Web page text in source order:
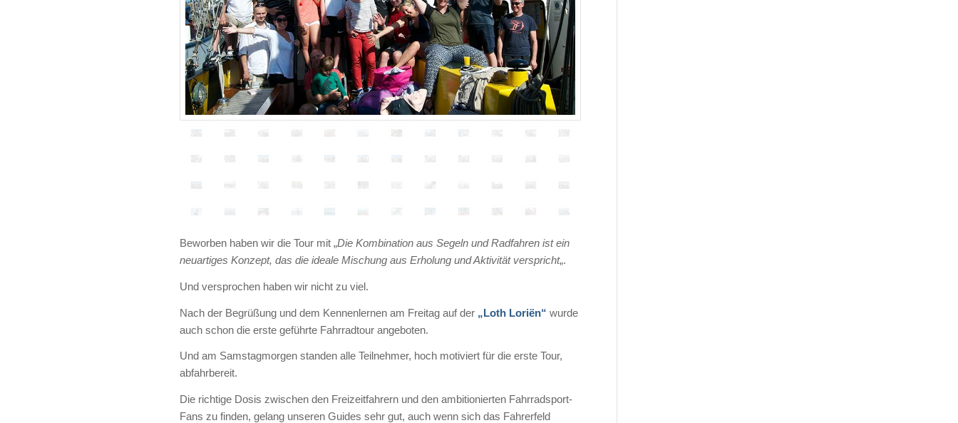
Beworben haben wir die Tour mit „Die Kombination aus Segeln und Radfahren ist ein
neuartiges Konzept, das die ideale Mischung aus Erholung und Aktivität verspricht„.
Und versprochen haben wir nicht zu viel.
Nach der Begrüßung und dem Kennenlernen am Freitag auf der „Loth Loriën“ wurde
auch schon die erste geführte Fahrradtour angeboten.
Und am Samstagmorgen standen alle Teilnehmer, hoch motiviert für die erste Tour,
abfahrbereit.
Die richtige Dosis zwischen den Freizeitfahrern und den ambitionierten Fahrradsport-
Fans zu finden, gelang unseren Guides sehr gut, auch wenn sich das Fahrerfeld